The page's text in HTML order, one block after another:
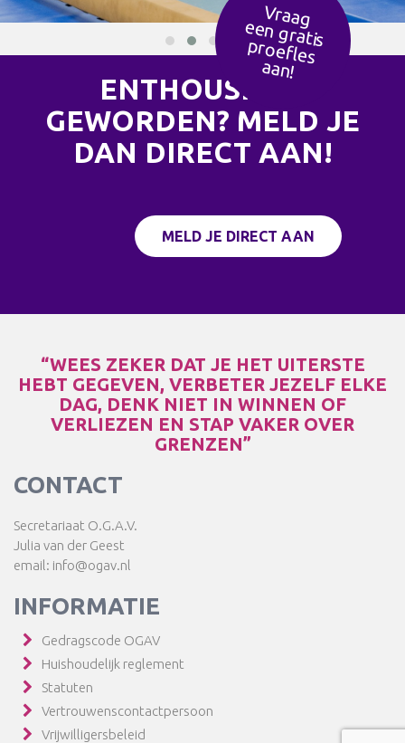
Vraag
een g
ratis
p
ro
efles
aan!
ENTHOUSIAST
GEWORDEN? MELD JE
DAN DIRECT AAN!
MELD JE DIRECT AAN
“WEES ZEKER DAT JE HET UITERSTE
HEBT GEGEVEN, VERBETER JEZELF ELKE
DAG, DENK NIET IN WINNEN OF
VERLIEZEN EN STAP VAKER OVER
GRENZEN”
CONTACT
Secretariaat O.G.A.V.
Julia van der Geest
email: info@ogav.nl
INFORMATIE
Gedragscode OGAV
Huishoudelijk reglement
Statuten
Vertrouwenscontactpersoon
Vrijwilligersbeleid